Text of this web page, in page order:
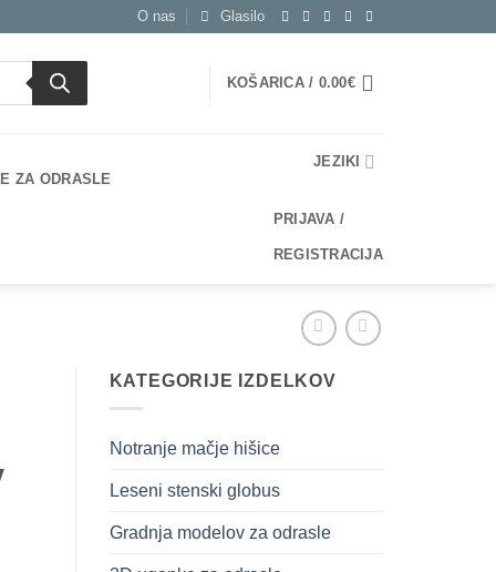
O nas Glasilo
KOŠARICA / 0.00€
ZA ODRASLE
JEZIKI
PRIJAVA /
REGISTRACIJA
KATEGORIJE IZDELKOV
Notranje mačje hišice
Leseni stenski globus
Gradnja modelov za odrasle